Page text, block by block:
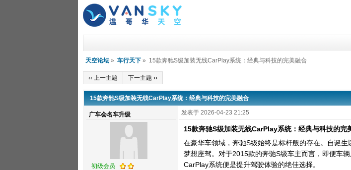
天空论坛 » 车行天下 » 15款奔驰S级加装无线CarPlay系统：经典与科技的完美融合
‹‹ 上一主题 下一主题 ››
15款奔驰S级加装无线CarPlay系统：经典与科技的完美融合
广车会名车升级
初级会员
发表于 2026-04-23 21:25
15款奔驰S级加装无线CarPlay系统：经典与科技的完
在豪华车领域，奔驰S级始终是标杆般的存在。自诞
梦想座驾。对于2015款的奔驰S级车主而言，即便车
CarPlay系统便是提升驾驶体验的绝佳选择。